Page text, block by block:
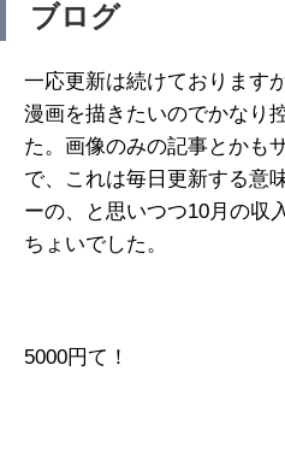
ブログ
一応更新は続けております
漫画を描きたいのでかなり
た。画像のみの記事とかも
で、これは毎日更新する意
ーの、と思いつつ10月の収
ちょいでした。
5000円て！